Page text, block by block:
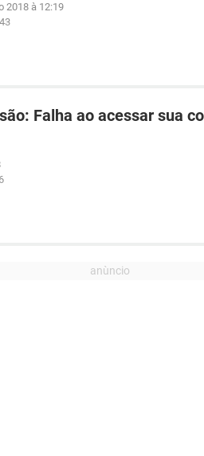
2018 à 12:19
Falha ao acessar sua